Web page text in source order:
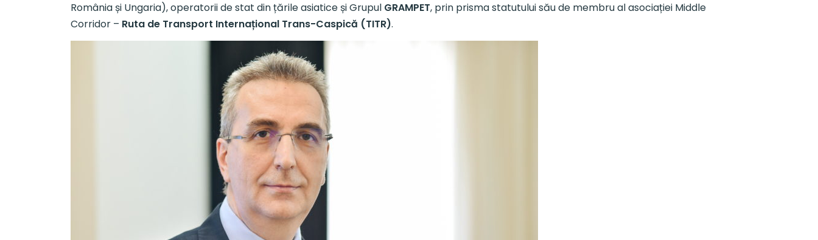
România și Ungaria), operatorii de stat din țările asiatice și Grupul GRAMPET, prin prisma statutului său de membru al asociației Middle
Corridor – Ruta de Transport Internațional Trans-Caspică (TITR).